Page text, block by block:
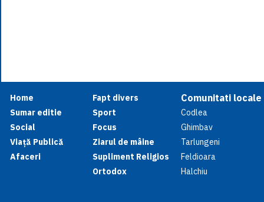
Home
Sumar editie
Social
Viață Publică
Afaceri
Fapt divers
Sport
Focus
Ziarul de mâine
Supliment Religios
Ortodox
Comunitati locale
Codlea
Ghimbav
Tarlungeni
Feldioara
Halchiu